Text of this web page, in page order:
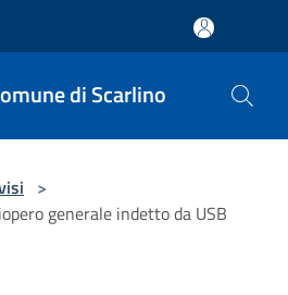
di Scarlino
>
generale indetto da USB